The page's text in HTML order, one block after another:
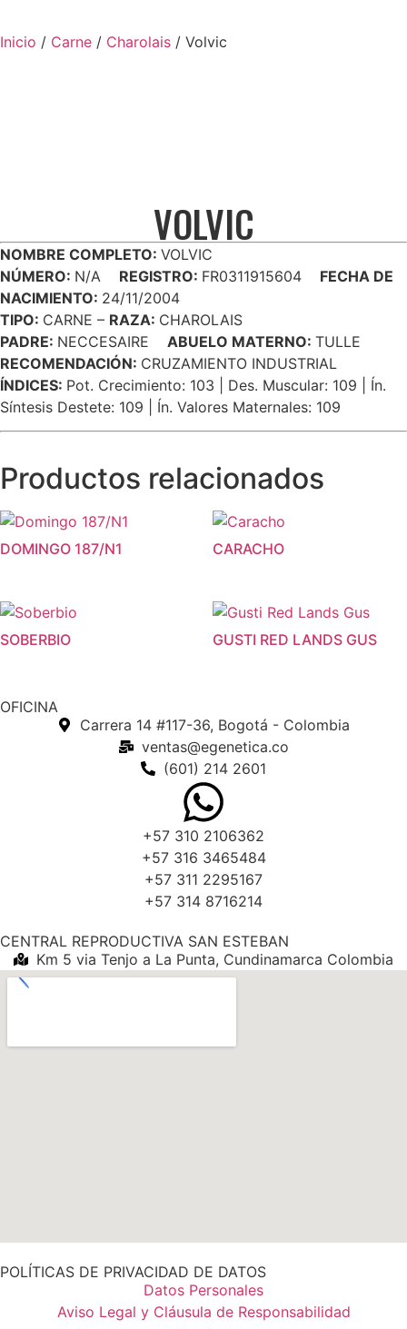
Inicio / Carne / Charolais / Volvic
VOLVIC
NOMBRE COMPLETO: VOLVIC
NÚMERO: N/A REGISTRO: FR0311915604 FECHA DE
NACIMIENTO: 24/11/2004
TIPO: CARNE – RAZA: CHAROLAIS
PADRE: NECCESAIRE ABUELO MATERNO: TULLE
RECOMENDACIÓN: CRUZAMIENTO INDUSTRIAL
ÍNDICES: Pot. Crecimiento: 103 | Des. Muscular: 109 | Ín.
Síntesis Destete: 109 | Ín. Valores Maternales: 109
Productos relacionados
DOMINGO 187/N1 CARACHO
SOBERBIO GUSTI RED LANDS GUS
OFICINA
Carrera 14 #117-36, Bogotá - Colombia
ventas@egenetica.co
(601) 214 2601
+57 310 2106362
+57 316 3465484
+57 311 2295167
+57 314 8716214
CENTRAL REPRODUCTIVA SAN ESTEBAN
Km 5 via Tenjo a La Punta, Cundinamarca Colombia
POLÍTICAS DE PRIVACIDAD DE DATOS
Datos Personales
Aviso Legal y Cláusula de Responsabilidad